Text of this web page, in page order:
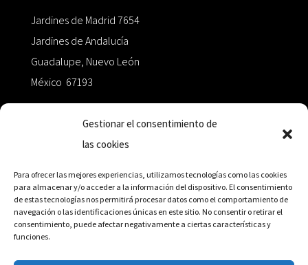
Gestionar el consentimiento de
las cookies
Para ofrecer las mejores experiencias, utilizamos tecnologías como las cookies
para almacenar y/o acceder a la información del dispositivo. El consentimiento
de estas tecnologías nos permitirá procesar datos como el comportamiento de
navegación o las identificaciones únicas en este sitio. No consentir o retirar el
consentimiento, puede afectar negativamente a ciertas características y
funciones.
Jardines de Madrid 7654
Jardines de Andalucía
Guadalupe, Nuevo León
México 67193
+52 811.499.5638
RED DE DISTRIBUCIÓN
Distribuidores en México y Octaedro internacional